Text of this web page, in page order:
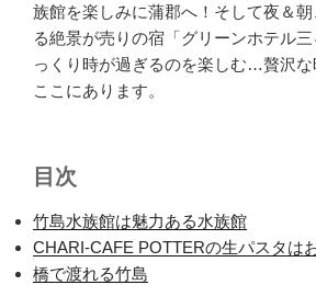
族館を楽しみに蒲郡へ！そして夜＆
る絶景が売りの宿「グリーンホテル
っくり時が過ぎるのを楽しむ…贅沢
ここにあります。
目次
竹島水族館は魅力ある水族館
CHARI-CAFE POTTERの生パスタは
橋で渡れる竹島